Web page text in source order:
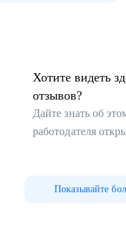
Хотите видеть
отзывов?
Дайте знать об
работодателя
Показывайте